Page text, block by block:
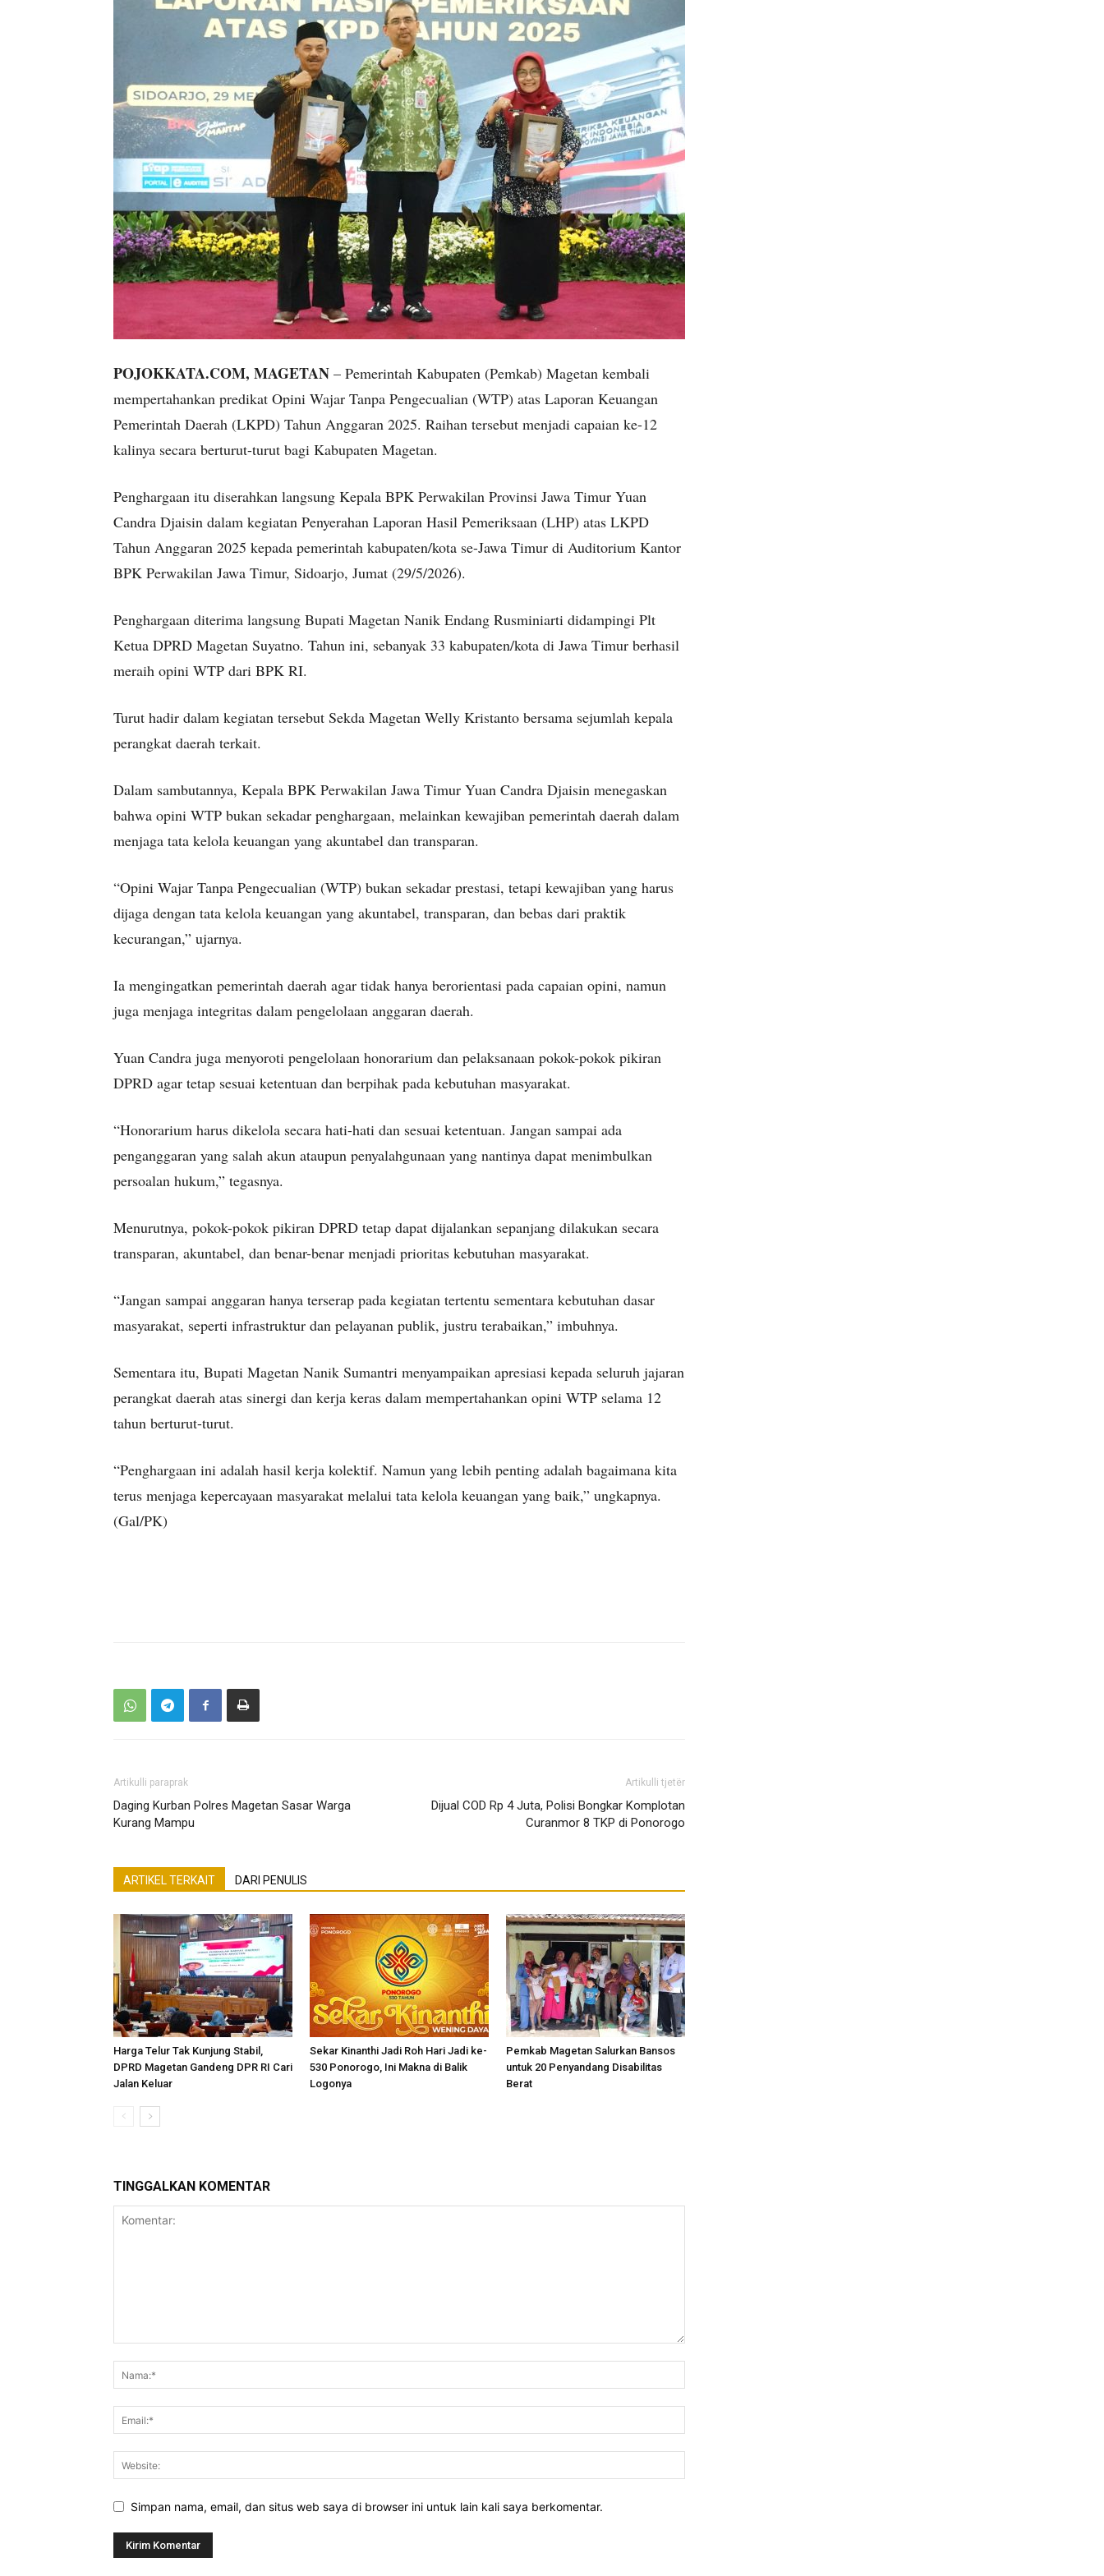
POJOKKATA.COM, MAGETAN – Pemerintah Kabupaten (Pemkab) Magetan kembali
mempertahankan predikat Opini Wajar Tanpa Pengecualian (WTP) atas Laporan Keuangan
Pemerintah Daerah (LKPD) Tahun Anggaran 2025. Raihan tersebut menjadi capaian ke-12
kalinya secara berturut-turut bagi Kabupaten Magetan.
Penghargaan itu diserahkan langsung Kepala BPK Perwakilan Provinsi Jawa Timur Yuan
Candra Djaisin dalam kegiatan Penyerahan Laporan Hasil Pemeriksaan (LHP) atas LKPD
Tahun Anggaran 2025 kepada pemerintah kabupaten/kota se-Jawa Timur di Auditorium Kantor
BPK Perwakilan Jawa Timur, Sidoarjo, Jumat (29/5/2026).
Penghargaan diterima langsung Bupati Magetan Nanik Endang Rusminiarti didampingi Plt
Ketua DPRD Magetan Suyatno. Tahun ini, sebanyak 33 kabupaten/kota di Jawa Timur berhasil
meraih opini WTP dari BPK RI.
Turut hadir dalam kegiatan tersebut Sekda Magetan Welly Kristanto bersama sejumlah kepala
perangkat daerah terkait.
Dalam sambutannya, Kepala BPK Perwakilan Jawa Timur Yuan Candra Djaisin menegaskan
bahwa opini WTP bukan sekadar penghargaan, melainkan kewajiban pemerintah daerah dalam
menjaga tata kelola keuangan yang akuntabel dan transparan.
“Opini Wajar Tanpa Pengecualian (WTP) bukan sekadar prestasi, tetapi kewajiban yang harus
dijaga dengan tata kelola keuangan yang akuntabel, transparan, dan bebas dari praktik
kecurangan,” ujarnya.
Ia mengingatkan pemerintah daerah agar tidak hanya berorientasi pada capaian opini, namun
juga menjaga integritas dalam pengelolaan anggaran daerah.
Yuan Candra juga menyoroti pengelolaan honorarium dan pelaksanaan pokok-pokok pikiran
DPRD agar tetap sesuai ketentuan dan berpihak pada kebutuhan masyarakat.
“Honorarium harus dikelola secara hati-hati dan sesuai ketentuan. Jangan sampai ada
penganggaran yang salah akun ataupun penyalahgunaan yang nantinya dapat menimbulkan
persoalan hukum,” tegasnya.
Menurutnya, pokok-pokok pikiran DPRD tetap dapat dijalankan sepanjang dilakukan secara
transparan, akuntabel, dan benar-benar menjadi prioritas kebutuhan masyarakat.
“Jangan sampai anggaran hanya terserap pada kegiatan tertentu sementara kebutuhan dasar
masyarakat, seperti infrastruktur dan pelayanan publik, justru terabaikan,” imbuhnya.
Sementara itu, Bupati Magetan Nanik Sumantri menyampaikan apresiasi kepada seluruh jajaran
perangkat daerah atas sinergi dan kerja keras dalam mempertahankan opini WTP selama 12
tahun berturut-turut.
“Penghargaan ini adalah hasil kerja kolektif. Namun yang lebih penting adalah bagaimana kita
terus menjaga kepercayaan masyarakat melalui tata kelola keuangan yang baik,” ungkapnya.
(Gal/PK)
Artikulli paraprak
Daging Kurban Polres Magetan Sasar Warga
Kurang Mampu
Artikulli tjetër
Dijual COD Rp 4 Juta, Polisi Bongkar Komplotan
Curanmor 8 TKP di Ponorogo
ARTIKEL TERKAIT DARI PENULIS
Harga Telur Tak Kunjung Stabil,
DPRD Magetan Gandeng DPR RI Cari
Jalan Keluar
Sekar Kinanthi Jadi Roh Hari Jadi ke-
530 Ponorogo, Ini Makna di Balik
Logonya
Pemkab Magetan Salurkan Bansos
untuk 20 Penyandang Disabilitas
Berat
TINGGALKAN KOMENTAR
Simpan nama, email, dan situs web saya di browser ini untuk lain kali saya berkomentar.